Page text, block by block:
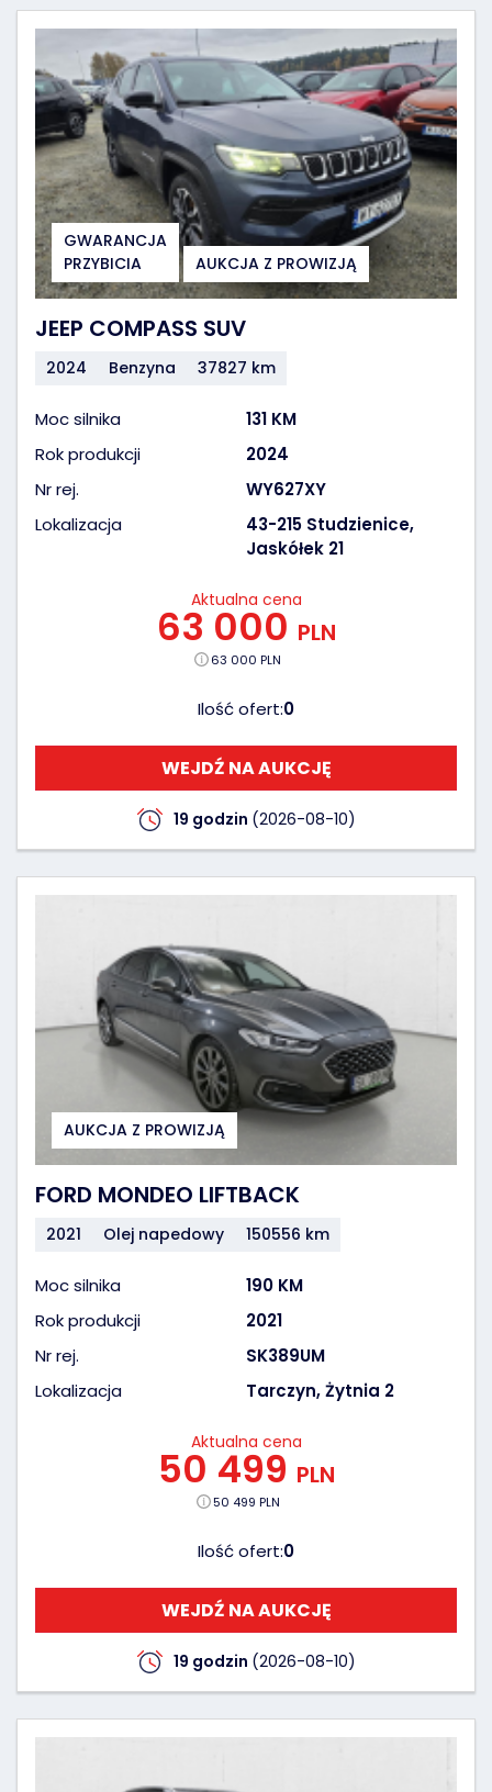
GWARANCJA
PRZYBICIA
AUKCJA Z PROWIZJĄ
JEEP COMPASS SUV
2024 Benzyna 37827 km
Moc silnika
131 KM
Rok produkcji
2024
Nr rej.
WY627XY
Lokalizacja
43-215 Studzienice,
Jaskółek 21
Aktualna cena
63 000 PLN
63 000 PLN
Ilość ofert:0
WEJDŹ NA AUKCJĘ
19 godzin (2026-08-10)
AUKCJA Z PROWIZJĄ
FORD MONDEO LIFTBACK
2021 Olej napedowy 150556 km
Moc silnika
190 KM
Rok produkcji
2021
Nr rej.
SK389UM
Lokalizacja
Tarczyn, Żytnia 2
Aktualna cena
50 499 PLN
50 499 PLN
Ilość ofert:0
WEJDŹ NA AUKCJĘ
19 godzin (2026-08-10)